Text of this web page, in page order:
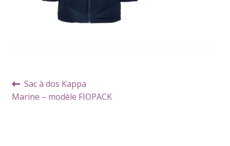
Navigation
de
Article
précédent :
Sac à dos Kappa
Marine – modèle FIOPACK